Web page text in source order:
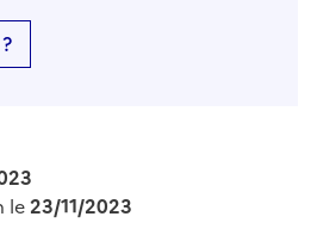
le23/11/2023